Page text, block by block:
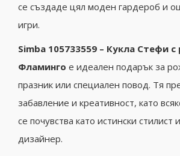
се създаде цял моден гардероб и
игри.
Simba 105733559 – Кукла Стефи с
Фламинго е идеален подарък за
празник или специален повод. Тя
забавление и креативност, като
се почувства като истински стилист
дизайнер.